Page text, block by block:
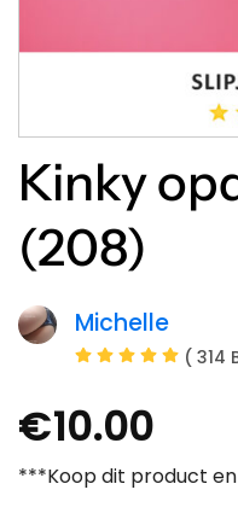
Kinky
(208)
Michelle
( 314
€10.00
***Koop dit product